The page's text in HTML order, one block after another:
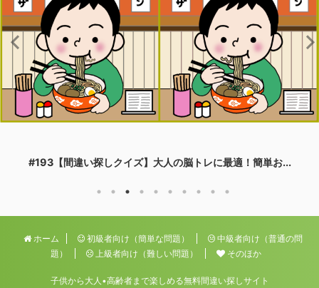
#193【間違い探しクイズ】大人の脳トレに最適！簡単お...
ホーム 初級者向け（簡単な問題）
中級者向け（普通の問
題）
上級者向け（難しい問題） そのほか
子供から大人•高齢者まで楽しめる無料間違い探しサイト